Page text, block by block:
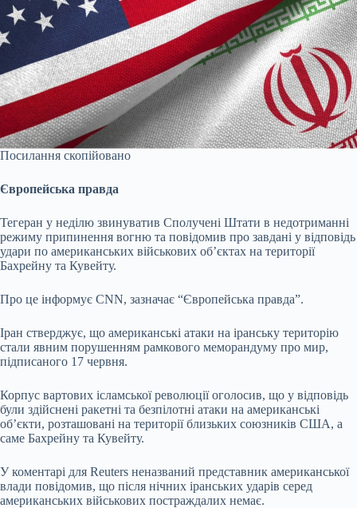
Посилання скопійовано
Європейська правда
Тегеран у неділю звинуватив Сполучені Штати в недотриманні
режиму припинення вогню та повідомив про завдані у відповідь
удари по американських військових об’єктах на території
Бахрейну та Кувейту.
Про це інформує CNN, зазначає “Європейська правда”.
Іран стверджує, що американські атаки на іранську територію
стали явним порушенням рамкового меморандуму про мир,
підписаного 17 червня.
Корпус вартових ісламської революції оголосив, що у відповідь
були здійснені ракетні та безпілотні атаки на американські
об’єкти, розташовані на території близьких союзників США, а
саме Бахрейну та Кувейту.
У коментарі для Reuters неназваний представник американської
влади повідомив, що після нічних іранських ударів серед
американських військових постраждалих немає.